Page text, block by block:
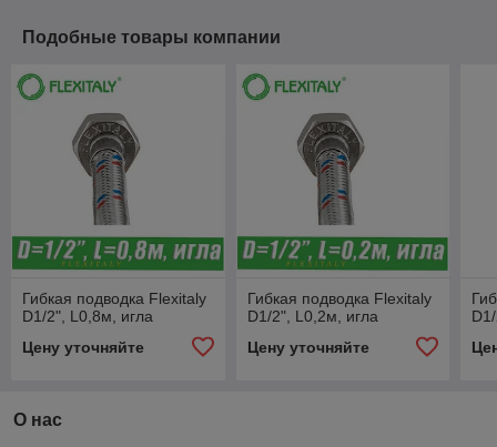
Подобные товары компании
Гибкая подводка Flexitaly
D1/2", L0,8м, игла
Цену уточняйте
Гибкая подводка Flexitaly
D1/2", L0,2м, игла
Цену уточняйте
О нас